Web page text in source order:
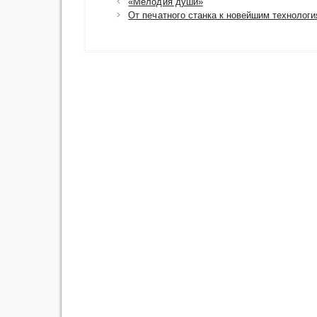
От печатного станка к новейшим